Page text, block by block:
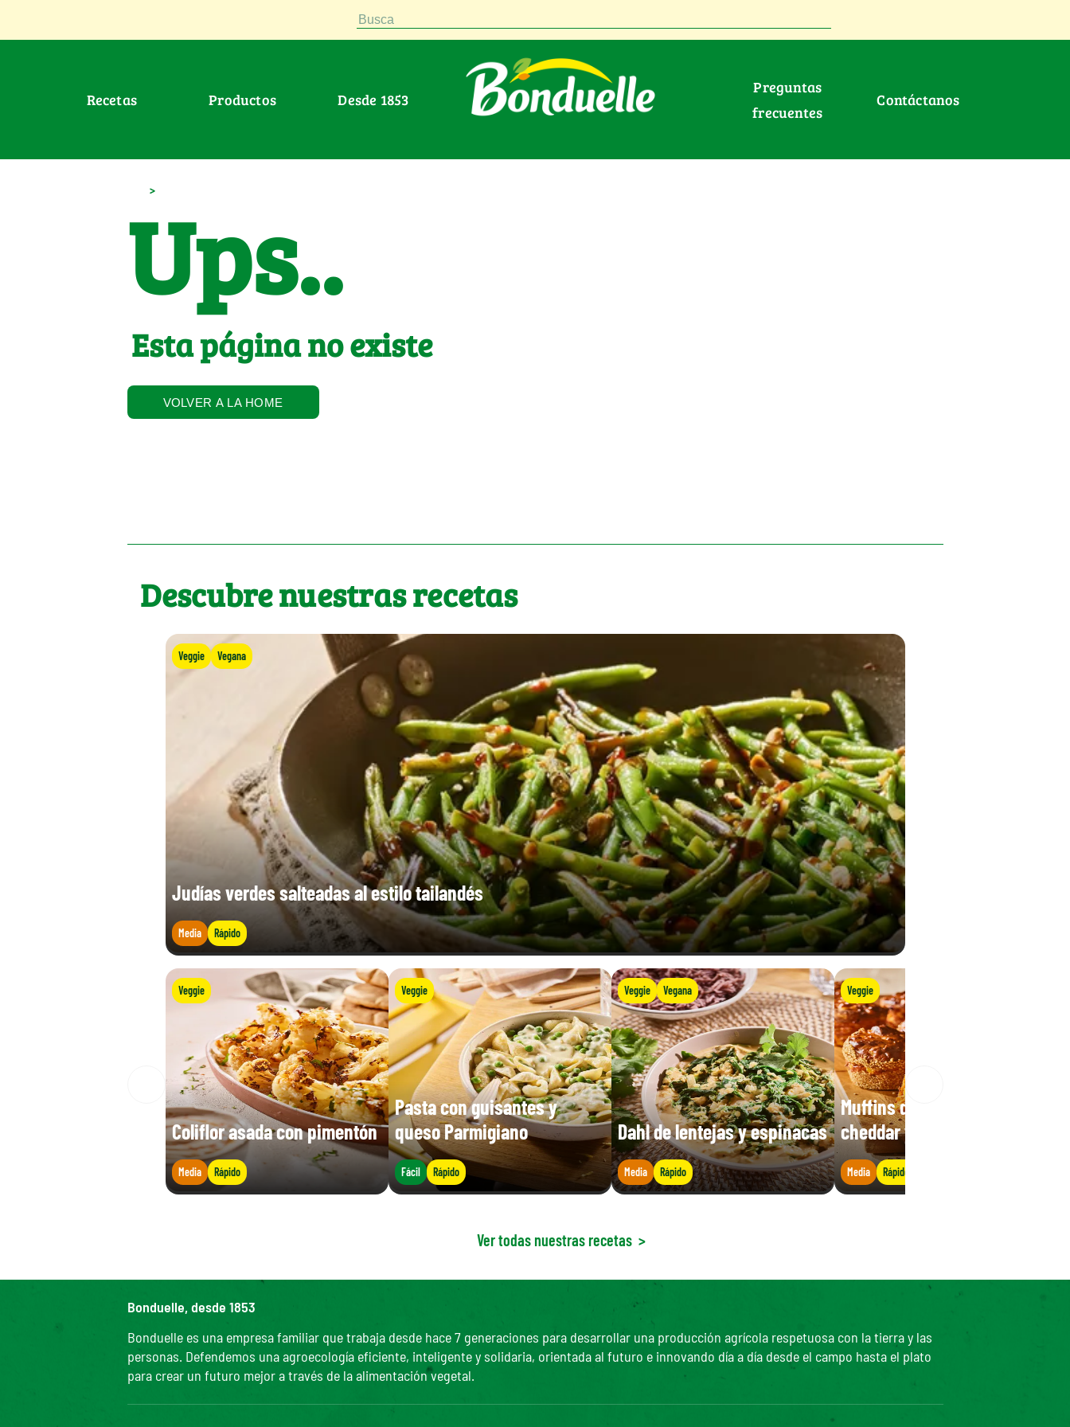
Busca
Recetas Productos Desde 1853
Preguntas
frecuentes
Contáctanos
>
Ups..
Esta página no existe
VOLVER A LA HOME
Descubre nuestras recetas
Veggie Vegana
Judías verdes salteadas al estilo tailandés
Media Rápido
Veggie
Coliflor asada con pimentón
Media Rápido
Veggie
Pasta con guisantes y
queso Parmigiano
Fácil Rápido
Veggie Vegana
Dahl de lentejas y espinacas
Media Rápido
Veggie
Muffins de maíz con queso
cheddar y tomate
Media Rápido
Ver todas nuestras recetas >
Bonduelle, desde 1853
Bonduelle es una empresa familiar que trabaja desde hace 7 generaciones para desarrollar una producción agrícola respetuosa con la tierra y las
personas. Defendemos una agroecología eficiente, inteligente y solidaria, orientada al futuro e innovando día a día desde el campo hasta el plato
para crear un futuro mejor a través de la alimentación vegetal.